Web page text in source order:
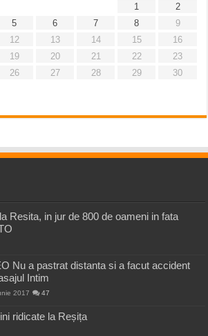
1
2
5 6 7 8
9
12 13 14 15
16
19 20 21 22
23
26 27 28 29
30
Resita, in jur de 800 de oameni in fata
Nu a pastrat distanta si a facut accident
Intim
2017 47
ridicate la Reșița